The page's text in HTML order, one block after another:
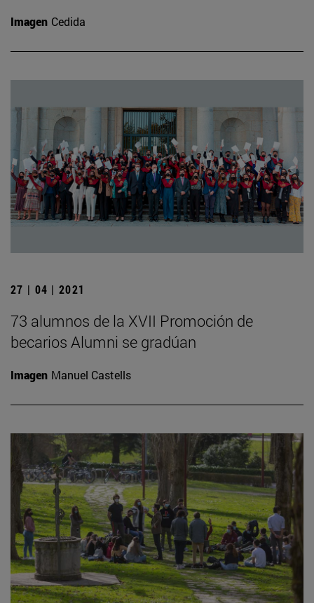
Imagen Cedida
27 | 04 | 2021
73 alumnos de la XVII Promoción de
becarios Alumni se gradúan
Imagen Manuel Castells